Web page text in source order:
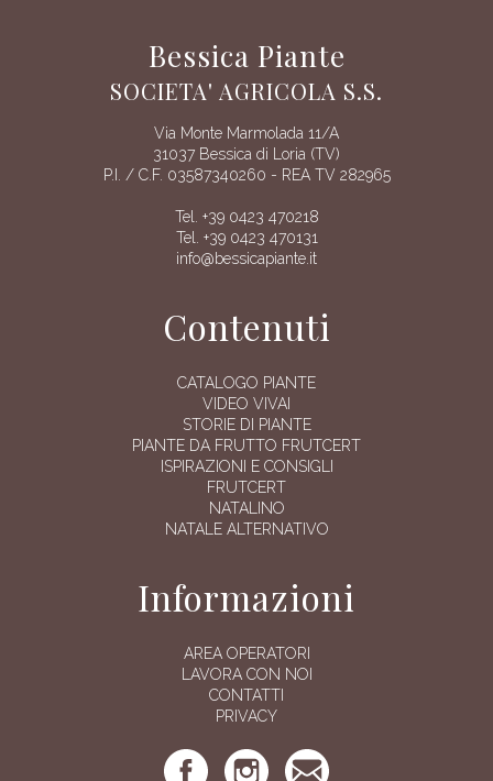
Bessica Piante
SOCIETA' AGRICOLA S.S.
Via Monte Marmolada 11/A
31037 Bessica di Loria (TV)
P.I. / C.F. 03587340260 - REA TV 282965
Tel. +39 0423 470218
Tel. +39 0423 470131
info@bessicapiante.it
Contenuti
CATALOGO PIANTE
VIDEO VIVAI
STORIE DI PIANTE
PIANTE DA FRUTTO FRUTCERT
ISPIRAZIONI E CONSIGLI
FRUTCERT
NATALINO
NATALE ALTERNATIVO
Informazioni
AREA OPERATORI
LAVORA CON NOI
CONTATTI
PRIVACY